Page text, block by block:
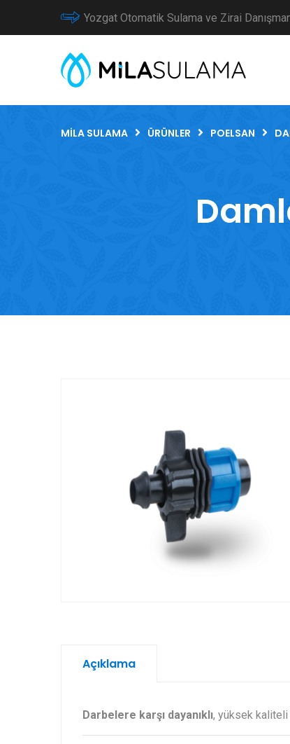
Yozgat Otomatik Sulama ve Zirai
MILA SULAMA ÜRÜNLER POELSAN
Açıklama
Darbelere karşı dayanıklı, yüksek